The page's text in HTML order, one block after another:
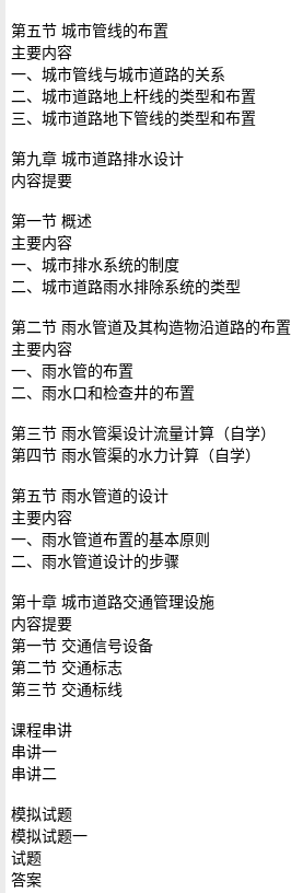
第五节 城市管线的布置
主要内容
一、城市管线与城市道路的关系
二、城市道路地上杆线的类型和布置
三、城市道路地下管线的类型和布置
第九章 城市道路排水设计
内容提要
第一节 概述
主要内容
一、城市排水系统的制度
二、城市道路雨水排除系统的类型
第二节 雨水管道及其构造物沿道路的布置
主要内容
一、雨水管的布置
二、雨水口和检查井的布置
第三节 雨水管渠设计流量计算（自学）
第四节 雨水管渠的水力计算（自学）
第五节 雨水管道的设计
主要内容
一、雨水管道布置的基本原则
二、雨水管道设计的步骤
第十章 城市道路交通管理设施
内容提要
第一节 交通信号设备
第二节 交通标志
第三节 交通标线
课程串讲
串讲一
串讲二
模拟试题
模拟试题一
试题
答案